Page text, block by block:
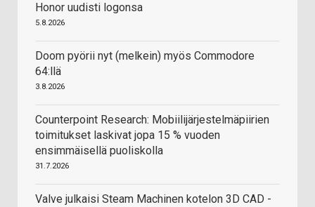
Honor uudisti logonsa
5.8.2026
Doom pyörii nyt (melkein) myös Commodore
64:llä
3.8.2026
Counterpoint Research: Mobiilijärjestelmäpiirien
toimitukset laskivat jopa 15 % vuoden
ensimmäisellä puoliskolla
31.7.2026
Valve julkaisi Steam Machinen kotelon 3D CAD -